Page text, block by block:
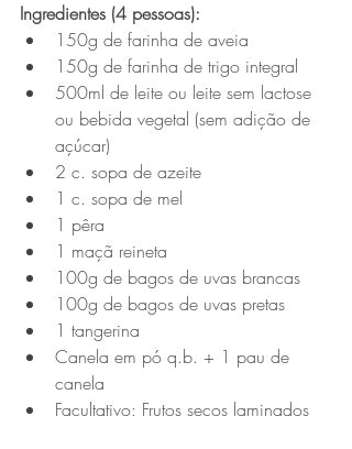
Ingredientes (4 pessoas):
150g de farinha de aveia
150g de farinha de trigo integral
500ml de leite ou leite sem lactose
ou bebida vegetal (sem adição de
açúcar)
2 c. sopa de azeite
1 c. sopa de mel
1 pêra
1 maçã reineta
100g de bagos de uvas brancas
100g de bagos de uvas pretas
1 tangerina
Canela em pó q.b. + 1 pau de
canela
Facultativo: Frutos secos laminados